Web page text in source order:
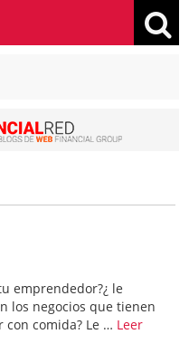
emprendedor?¿ le
los negocios que tienen
con comida? Le … Leer